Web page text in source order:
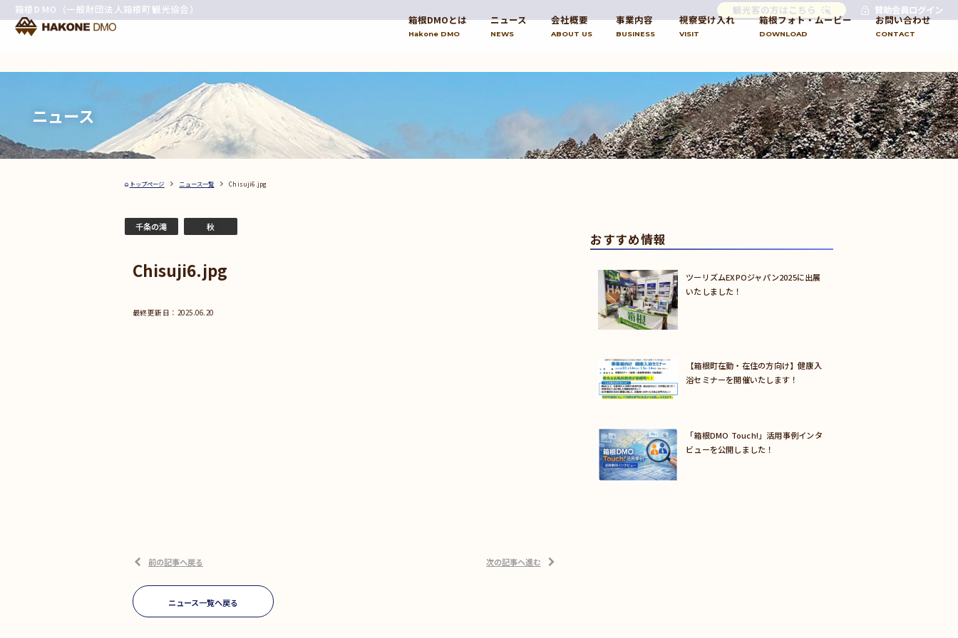
箱根DMO（一般財団法人箱根町観光協会） 観光客の方はこちら 賛助会員ログイン
箱根DMOとは
Hakone DMO
ニュース
NEWS
会社概要
ABOUT US
事業内容
BUSINESS
視察受け入れ
VISIT
箱根フォト・ムービー
DOWNLOAD
お問い合わせ
CONTACT
ニュース
トップページ ニュース一覧 Chisuji6.jpg
千条の滝 秋
Chisuji6.jpg
2025.06.20
おすすめ情報
ツーリズムEXPOジャパン2025に出展
いたしました！
【箱根町在勤・在住の方向け】健康入
浴セミナーを開催いたします！
「箱根DMO Touch!」活用事例インタ
ビューを公開しました！
前の記事へ戻る 次の記事へ進む
ニュース一覧へ戻る